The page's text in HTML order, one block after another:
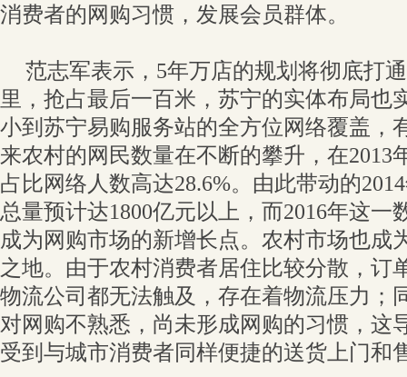
消费者的网购习惯，发展会员群体。
范志军表示，5年万店的规划将彻底打
里，抢占最后一百米，苏宁的实体布局也
小到苏宁易购服务站的全方位网络覆盖，
来农村的网民数量在不断的攀升，在2013
占比网络人数高达28.6%。由此带动的
总量预计达1800亿元以上，而2016年这一
成为网购市场的新增长点。农村市场也成
之地。由于农村消费者居住比较分散，订
物流公司都无法触及，存在着物流压力；
对网购不熟悉，尚未形成网购的习惯，这
受到与城市消费者同样便捷的送货上门和